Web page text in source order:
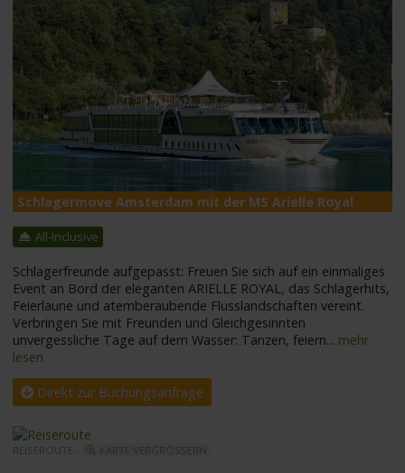
Über uns
Wissen
Suche
Schlagermove Amsterdam mit der MS Arielle Royal
All-Inclusive
Schlagerfreunde aufgepasst: Freuen Sie sich auf ein einmaliges
Event an Bord der eleganten ARIELLE ROYAL, das Schlagerhits,
Feierlaune und atemberaubende Flusslandschaften vereint.
Verbringen Sie mit Freunden und Gleichgesinnten
unvergessliche Tage auf dem Wasser: Tanzen, feiern... mehr
lesen
Direkt zur Buchungsanfrage
REISEROUTE -